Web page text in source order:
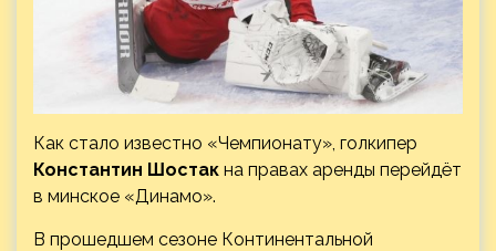
Как стало известно «Чемпионату», голкипер
Константин Шостак на правах аренды перейдёт
в минское «Динамо».
В прошедшем сезоне Континентальной